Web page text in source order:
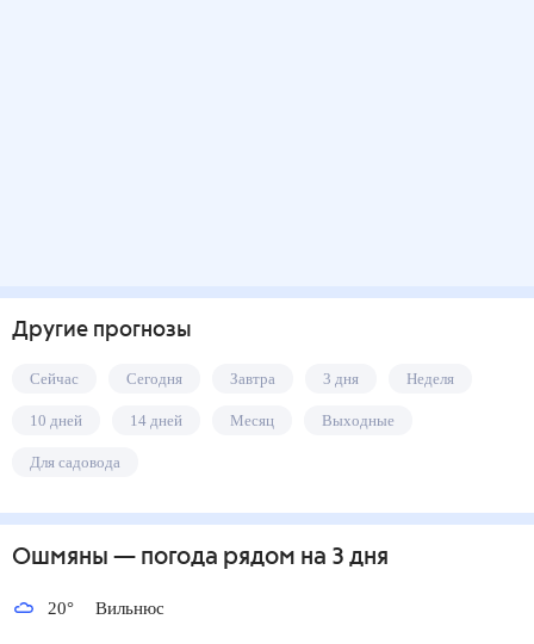
Другие прогнозы
Сейчас Сегодня Завтра 3 дня Неделя
10 дней 14 дней Месяц Выходные
Для садовода
Ошмяны — погода рядом на 3 дня
20° Вильнюс